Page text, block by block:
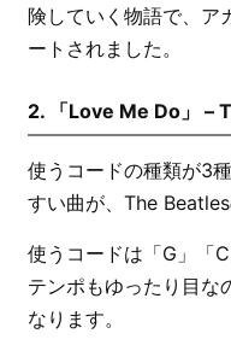
険していく物語で、ア
ートされました。
2. 「Love Me Do」 –
使うコードの種類が3
すい曲が、The
使うコードは「G」「
テンポもゆったり目な
なります。